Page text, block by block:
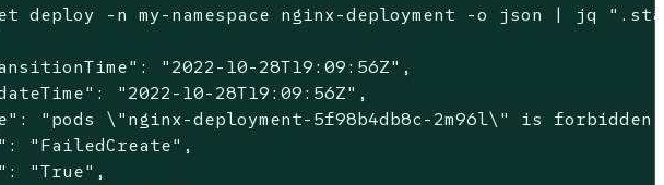
deploy -n my-namespace nginx-deployment -o json | jq
"2022-10-28T19:09:56Z",
"2022-10-28T19:09:56Z",
"pods \"nginx-deployment-5f98b4db8c-2m96l\" is
"FailedCreate",
"True",